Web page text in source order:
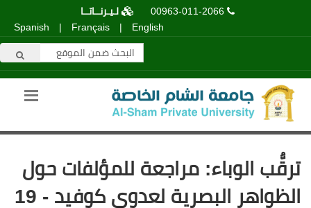
00963-011-2066
لـيـرنــاتــا
English
|
Français
|
Spanish
ترقُّب الوباء: مراجعة للمؤلفات حول
الظواهر البصرية لعدوى كوفيد - 19